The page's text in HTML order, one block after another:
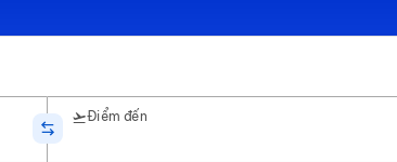
Điểm đến